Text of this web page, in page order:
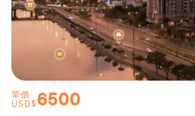
單價
USD$6500